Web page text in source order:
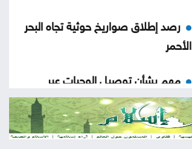
رصد إطلاق صواريخ حوثية تجاه البحر
الأحمر
مهم بشأن توصيل الوجبات عبر
التطبيقات
تعليق الرحلات القادمة إلى مطار كاتانيا